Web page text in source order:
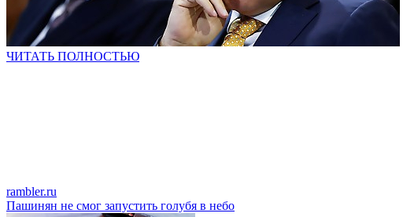
ЧИТАТЬ ПОЛНОСТЬЮ
rambler.ru
Пашинян не смог запустить голубя в небо